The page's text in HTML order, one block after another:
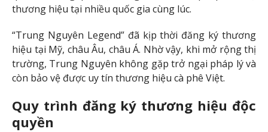
thương hiệu tại nhiều quốc gia cùng lúc.
“Trung Nguyên Legend” đã kịp thời đăng ký thương
hiệu tại Mỹ, châu Âu, châu Á. Nhờ vậy, khi mở rộng thị
trường, Trung Nguyên không gặp trở ngại pháp lý và
còn bảo vệ được uy tín thương hiệu cà phê Việt.
Quy trình đăng ký thương hiệu độc
quyền